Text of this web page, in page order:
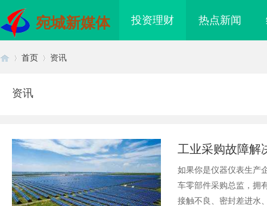
宛城新媒体 投资理财 热点新闻
首页 资讯
资讯
工业采购故障解
如果你是仪器仪表生产
车零部件采购总监，拥
接触不良、密封差进水